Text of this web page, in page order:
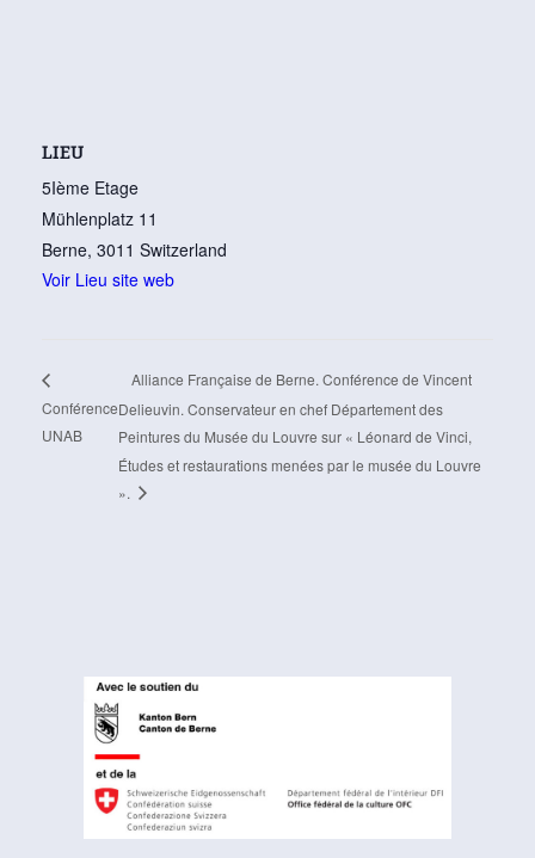
LIEU
5Ième Etage
Mühlenplatz 11
Berne, 3011 Switzerland
Voir Lieu site web
Conférence
UNAB
Alliance Française de Berne. Conférence de Vincent
Delieuvin. Conservateur en chef Département des
Peintures du Musée du Louvre sur « Léonard de Vinci,
Études et restaurations menées par le musée du Louvre
».